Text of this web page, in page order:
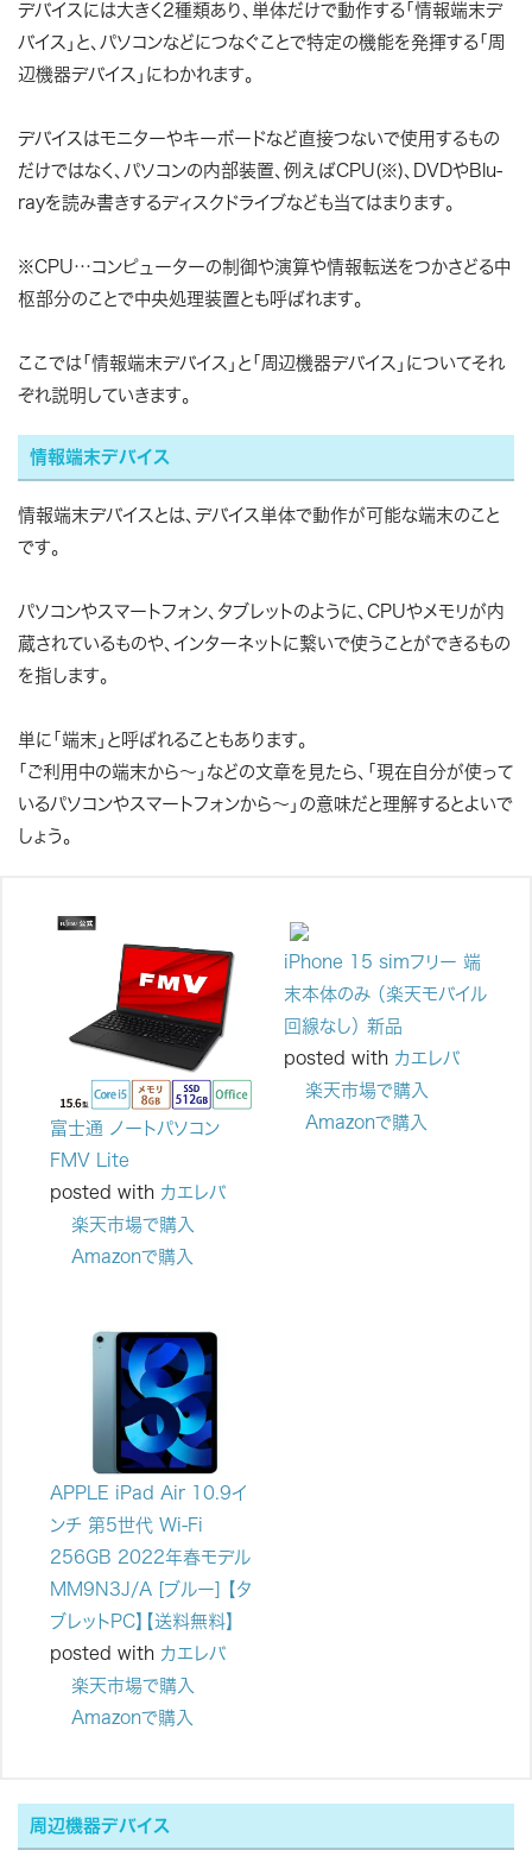
デバイスには大きく2種類あり、単体だけで動作する「情報端末デ
バイス」と、パソコンなどにつなぐことで特定の機能を発揮する「周
辺機器デバイス」にわかれます。
デバイスはモニターやキーボードなど直接つないで使用するもの
だけではなく、パソコンの内部装置、例えばCPU(※)、DVDやBlu-
rayを読み書きするディスクドライブなども当てはまります。
※CPU…コンピューターの制御や演算や情報転送をつかさどる中
枢部分のことで中央処理装置とも呼ばれます。
ここでは「情報端末デバイス」と「周辺機器デバイス」についてそれ
ぞれ説明していきます。
情報端末デバイス
情報端末デバイスとは、デバイス単体で動作が可能な端末のこと
です。
パソコンやスマートフォン、タブレットのように、CPUやメモリが内
蔵されているものや、インターネットに繋いで使うことができるもの
を指します。
単に「端末」と呼ばれることもあります。
「ご利用中の端末から～」などの文章を見たら、「現在自分が使って
いるパソコンやスマートフォンから～」の意味だと理解するとよいで
しょう。
富士通 ノートパソコン
FMV Lite
posted with カエレバ
楽天市場で購入
Amazonで購入
iPhone 15 simフリー 端
末本体のみ （楽天モバイル
回線なし） 新品
posted with カエレバ
楽天市場で購入
Amazonで購入
APPLE iPad Air 10.9イ
ンチ 第5世代 Wi-Fi
256GB 2022年春モデル
MM9N3J/A [ブルー] 【タ
ブレットPC】【送料無料】
posted with カエレバ
楽天市場で購入
Amazonで購入
周辺機器デバイス